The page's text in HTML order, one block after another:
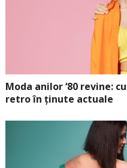
Moda anilor ‘80 revine:
retro în ținute actuale